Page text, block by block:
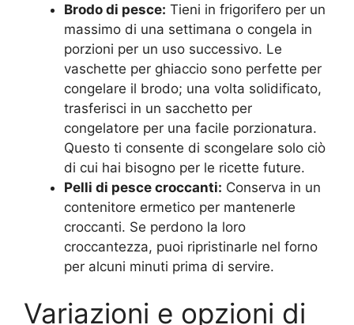
Brodo di pesce: Tieni in frigorifero per un
massimo di una settimana o congela in
porzioni per un uso successivo. Le
vaschette per ghiaccio sono perfette per
congelare il brodo; una volta solidificato,
trasferisci in un sacchetto per
congelatore per una facile porzionatura.
Questo ti consente di scongelare solo ciò
di cui hai bisogno per le ricette future.
Pelli di pesce croccanti: Conserva in un
contenitore ermetico per mantenerle
croccanti. Se perdono la loro
croccantezza, puoi ripristinarle nel forno
per alcuni minuti prima di servire.
Variazioni e opzioni di